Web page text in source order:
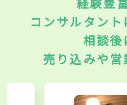
コンサルタント
相談後
売り込みや営